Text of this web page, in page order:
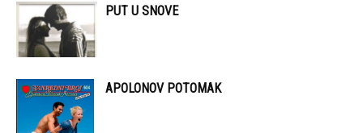
PUT U SNOVE
APOLONOV POTOMAK